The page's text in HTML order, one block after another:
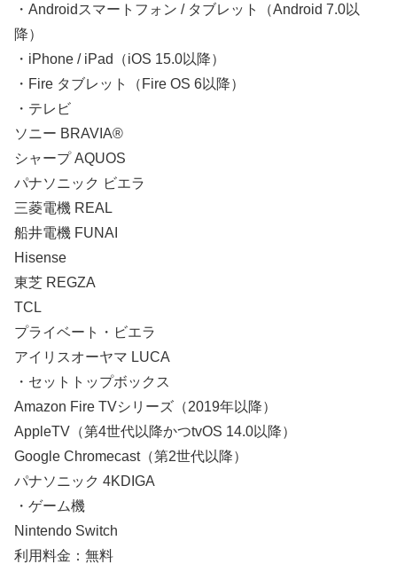
・Androidスマートフォン / タブレット（Android 7.0以
降）
・iPhone / iPad（iOS 15.0以降）
・Fire タブレット（Fire OS 6以降）
・テレビ
ソニー BRAVIA®
シャープ AQUOS
パナソニック ビエラ
三菱電機 REAL
船井電機 FUNAI
Hisense
東芝 REGZA
TCL
プライベート・ビエラ
アイリスオーヤマ LUCA
・セットトップボックス
Amazon Fire TVシリーズ（2019年以降）
AppleTV（第4世代以降かつtvOS 14.0以降）
Google Chromecast（第2世代以降）
パナソニック 4KDIGA
・ゲーム機
Nintendo Switch
利用料金：無料